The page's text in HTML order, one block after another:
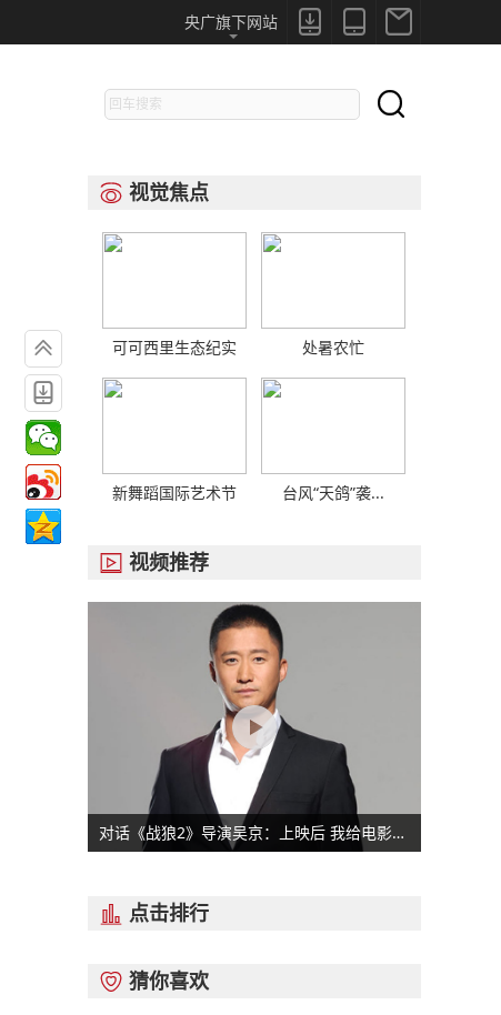



央广旗下网站



 视觉焦点
可可西里生态纪实 处暑农忙
新舞蹈国际艺术节 台风“天鸽”袭...
 视频推荐
对话《战狼2》导演吴京：上映后 我给电影打“0分”
 点击排行
 猜你喜欢